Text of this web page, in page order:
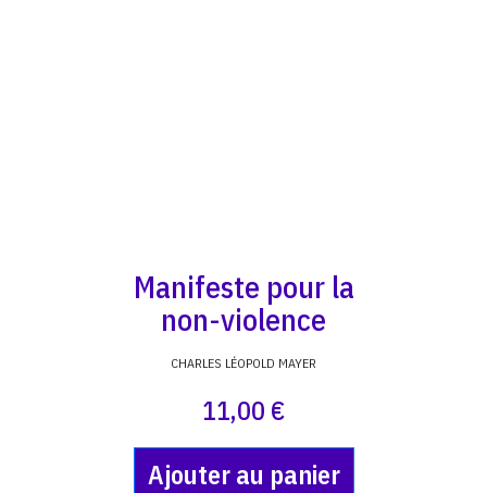
Manifeste pour la
non-violence
CHARLES LÉOPOLD MAYER
11,00 €
Ajouter au panier